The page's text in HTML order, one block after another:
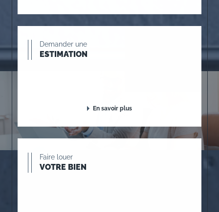
Demander une
ESTIMATION
En savoir plus
Faire louer
VOTRE BIEN